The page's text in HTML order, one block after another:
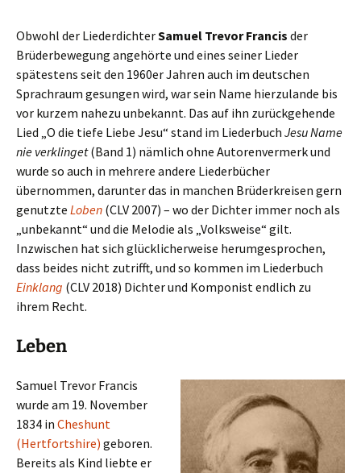
Obwohl der LiederdichterSamuel Trevor Francis der
Brüderbewegung angehörte und eines seiner Lieder
spätestens seit den 1960er Jahren auch im deutschen
Sprachraum gesungen wird, war sein Name hierzulande bis
vor kurzem nahezu unbekannt. Das auf ihn zurückgehende
Lied „O die tiefe Liebe Jesu“ stand im Liederbuch Jesu Name
nie verklinget(Band 1) nämlich ohne Autorenvermerk und
wurde so auch in mehrere andere Liederbücher
übernommen, darunter das in manchen Brüderkreisen gern
genutzte Loben (CLV 2007) – wo der Dichter immer noch als
„unbekannt“ und die Melodie als „Volksweise“ gilt.
Inzwischen hat sich glücklicherweise herumgesprochen,
dass beides nicht zutrifft, und so kommen im Liederbuch
Einklang (CLV 2018) Dichter und Komponist endlich zu
ihrem Recht.
Leben
Samuel Trevor Francis
wurde am 19. November
1834 in Cheshunt
(Hertfortshire) geboren.
Bereits als Kind liebte er